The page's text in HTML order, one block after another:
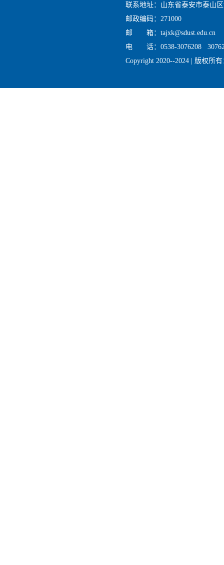
联系地址：山东省泰安市泰山
邮政编码：271000
邮 箱：tajxk@sdust.edu.cn
电 话：0538-3076208
Copyright 2020--2024 | 版权所